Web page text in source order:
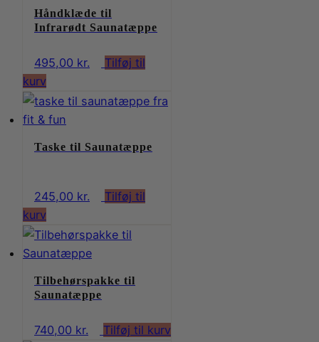
4.000,00 kr..
Håndklæde til
Infrarødt Saunatæppe
495,00 kr.
Tilføj til
kurv
Taske til Saunatæppe
245,00 kr.
Tilføj til
kurv
Tilbehørspakke til
Saunatæppe
740,00 kr. Tilføj til kurv